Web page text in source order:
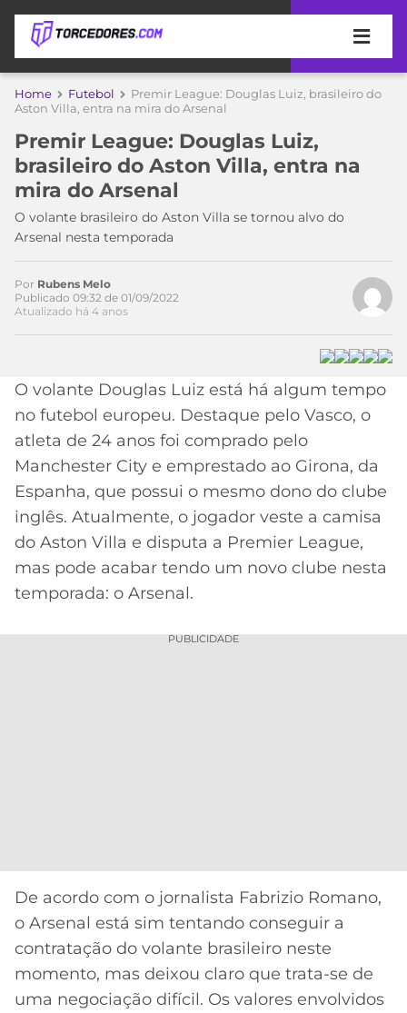
APOSTAS
DE
APOSTA
MELHORES
SITES
DE
APOSTAS
2026
BETBOOM
CÓDIGO
INDICAÇÃO
BET365
CÓDIGO
BETANO
APPS
COPA
DO
MUNDO
TIMES
MEU
TIME
PALMEIRAS
CORINTHIANS
SÃO
PAULO
SANTOS
ATLÉTICO
MG
CRUZEIRO
CAMPEONATOS
SÉRIE
A
LIBERTADORES
COPA
DO
BRASIL
PREMIER
ESPORTIVA
MERCADO
DA
BOLA
PALPITES
Home Futebol
Premir League: Douglas Luiz, brasileiro do
Aston Villa, entra na mira do Arsenal
Premir League: Douglas Luiz,
brasileiro do Aston Villa, entra na
mira do Arsenal
O volante brasileiro do Aston Villa se tornou alvo do
Arsenal nesta temporada
Acesse o perfil do autor
Por Rubens Melo
Publicado 09:32 de 01/09/2022
Atualizado há 4 anos
O volante Douglas Luiz está há algum tempo
no futebol europeu. Destaque pelo Vasco, o
atleta de 24 anos foi comprado pelo
Manchester City e emprestado ao Girona, da
Espanha, que possui o mesmo dono do clube
inglês. Atualmente, o jogador veste a camisa
do Aston Villa e disputa a Premier League,
mas pode acabar tendo um novo clube nesta
temporada: o Arsenal.
PUBLICIDADE
De acordo com o jornalista Fabrizio Romano,
o Arsenal está sim tentando conseguir a
contratação do volante brasileiro neste
momento, mas deixou claro que trata-se de
uma negociação difícil. Os valores envolvidos